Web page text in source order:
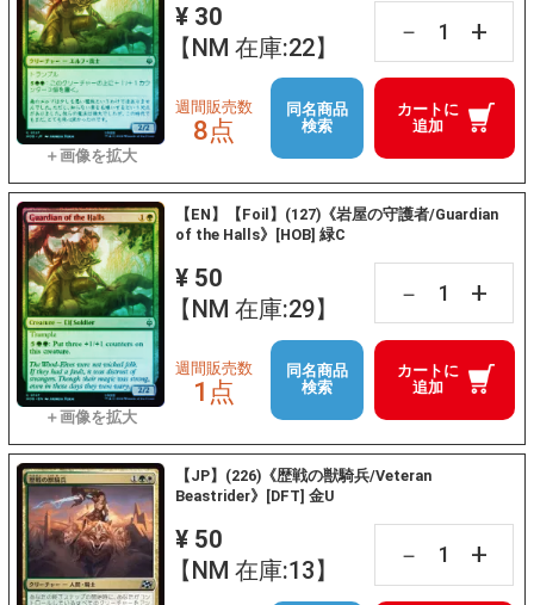
¥ 30
【NM 在庫:22】
－ +
カートに
追加
週間販売数
8点
同名商品
検索
【EN】【Foil】(127)《岩屋の守護者/Guardian
of the Halls》[HOB] 緑C
¥ 50
【NM 在庫:29】
－ +
カートに
追加
週間販売数
1点
同名商品
検索
【JP】(226)《歴戦の獣騎兵/Veteran
Beastrider》[DFT] 金U
¥ 50
【NM 在庫:13】
－ +